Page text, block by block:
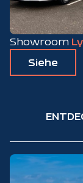
Showroom
Siehe